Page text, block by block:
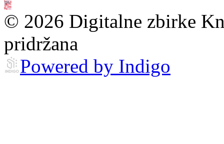
© 2026 Digitalne zbirke
pridržana
Powered by Indigo